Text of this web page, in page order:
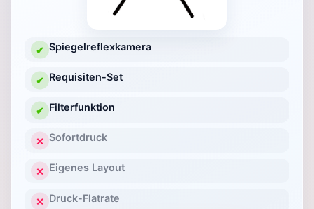
✔ Spiegelreflexkamera
✔ Requisiten-Set
✔ Filterfunktion
✕ Sofortdruck
✕ Eigenes Layout
✕ Druck-Flatrate